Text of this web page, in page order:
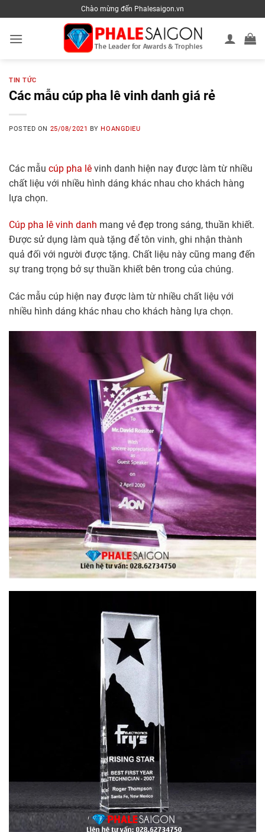
to
content
Chào mừng đến Phalesaigon.vn
TIN TỨC
Các mẫu cúp pha lê vinh danh giá rẻ
POSTED ON 25/08/2021 BYHOANGDIEU
Các mẫu cúp pha lê vinh danh hiện nay được làm từ nhiều
chất liệu với nhiều hình dáng khác nhau cho khách hàng
lựa chọn.
Cúp pha lê vinh danh mang vẻ đẹp trong sáng, thuần khiết.
Được sử dụng làm quà tặng để tôn vinh, ghi nhận thành
quả đối với người được tặng. Chất liệu này cũng mang đến
sự trang trọng bở sự thuần khiết bên trong của chúng.
Các mẫu cúp hiện nay được làm từ nhiều chất liệu với
nhiều hình dáng khác nhau cho khách hàng lựa chọn.